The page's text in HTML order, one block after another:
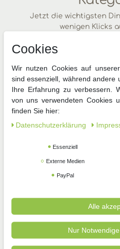
Jetzt die wichtigsten
wenigen Klicks
Cookies
Wir nutzen Cookies auf
sind essenziell, während andere
Ihre Erfahrung zu verbessern.
von uns verwendeten Cookies
finden Sie hier:
Daten­schutz­erklärung
Essenziell
Externe Medien
PayPal
Alle
Nur